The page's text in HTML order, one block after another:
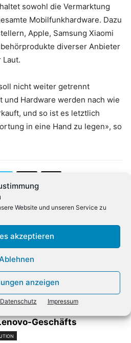
Website und unseren Service zu
akzeptieren
anzeigen
Datenschutz Impressum
sowohl die Vermarktung
Mobilfunkhardware. Dazu
Apple, Samsung Xiaomi
diverser Anbieter
nicht weiter getrennt
und Hardware werden nach wie
und so ist es letztlich
in eine Hand zu legen», so
Artikel
Geschäfts